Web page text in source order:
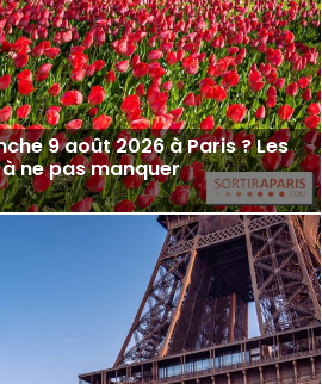
9 août 2026 à Paris ? Les
ne pas manquer